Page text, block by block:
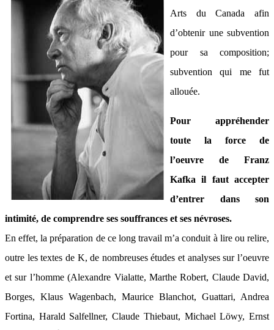
Arts du Canada afin
d’obtenir une subvention
pour sa composition;
subvention qui me fut
allouée.
Pour appréhender
toute la force de
l’oeuvre de Franz
Kafka il faut accepter
d’entrer dans son
intimité, de comprendre ses souffrances et ses névroses.
En effet, la préparation de ce long travail m’a conduit à lire ou relire,
outre les textes de K, de nombreuses études et analyses sur l’oeuvre
et sur l’homme (Alexandre Vialatte, Marthe Robert, Claude David,
Borges, Klaus Wagenbach, Maurice Blanchot, Guattari, Andrea
Fortina, Harald Salfellner, Claude Thiebaut, Michael Löwy, Ernst